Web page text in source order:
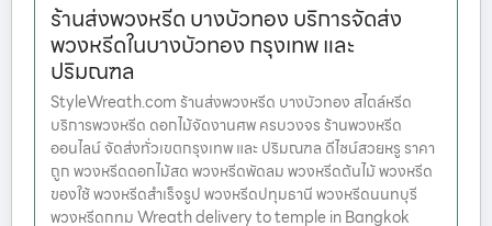
ร้านส่งพวงหรีด บางบัวทอง บริการจัดส่ง
พวงหรีดในบางบัวทอง กรุงเทพ และ
ปริมณฑล
StyleWreath.com ร้านส่งพวงหรีด บางบัวทอง สไตล์หรีด
บริการพวงหรีด ดอกไม้จัดงานศพ ครบวงจร ร้านพวงหรีด
ออนไลน์ จัดส่งทั่วเขตกรุงเทพ และ ปริมณฑล ดีไซน์สวยหรู ราคา
ถูก พวงหรีดดอกไม้สด พวงหรีดพัดลม พวงหรีดต้นไม้ พวงหรีด
ของใช้ พวงหรีดสำเร็จรูป พวงหรีดปทุมธานี พวงหรีดนนทบุรี
พวงหรีดกทม Wreath delivery to temple in Bangkok